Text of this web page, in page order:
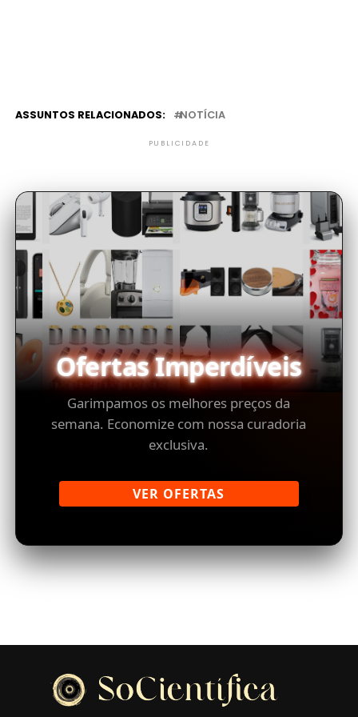
ASSUNTOS RELACIONADOS: NOTÍCIA
PUBLICIDADE
Ofertas Imperdíveis
Garimpamos os melhores preços da
semana. Economize com nossa curadoria
exclusiva.
VER OFERTAS